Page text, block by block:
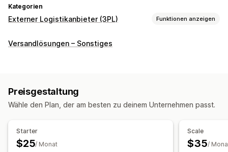
Kategorien
Externer Logistikanbieter (3PL) Funktionen anzeigen
Bestellverwaltung
Tracking-Links Kundenbenachrichtigungen
Automatische Synchronisierung
Bestandsanpassungen
Mehrere Lager
Versandlösungen – Sonstiges
Preisgestaltung
Wähle den Plan, der am besten zu deinem Unternehmen passt.
Starter
$25/ Monat
Scale
$35/